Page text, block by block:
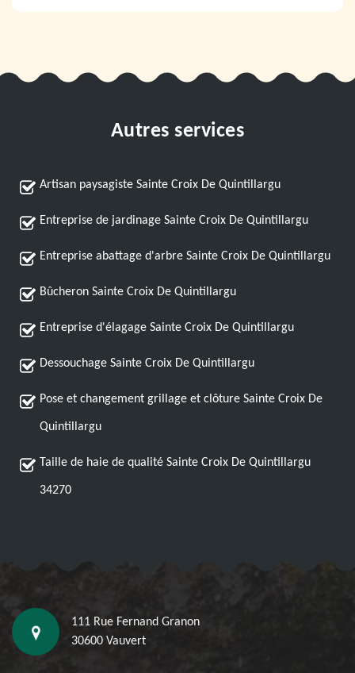
Autres services
Artisan paysagiste Sainte Croix De Quintillargu
Entreprise de jardinage Sainte Croix De Quintillargu
Entreprise abattage d'arbre Sainte Croix De Quintillargu
Bûcheron Sainte Croix De Quintillargu
Entreprise d'élagage Sainte Croix De Quintillargu
Dessouchage Sainte Croix De Quintillargu
Pose et changement grillage et clôture Sainte Croix De
Quintillargu
Taille de haie de qualité Sainte Croix De Quintillargu
34270
111 Rue Fernand Granon
30600 Vauvert